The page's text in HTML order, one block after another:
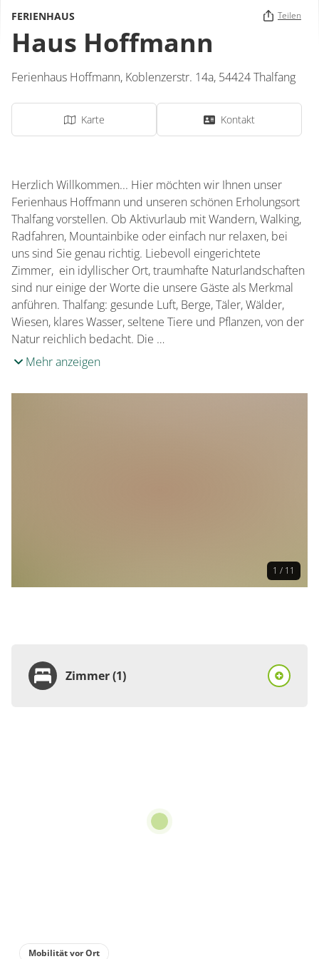
FERIENHAUS Teilen
Haus Hoffmann
Ferienhaus Hoffmann, Koblenzerstr. 14a, 54424Thalfang
Karte Kontakt
Herzlich Willkommen... Hier möchten wir Ihnen unser
Ferienhaus Hoffmann und unseren schönen Erholungsort
Thalfang vorstellen. Ob Aktivurlaub mit Wandern, Walking,
Radfahren, Mountainbike oder einfach nur relaxen, bei
uns sind Sie genau richtig. Liebevoll eingerichtete
Zimmer, ein idyllischer Ort, traumhafte Naturlandschaften
sind nur einige der Worte die unsere Gäste als Merkmal
anführen. Thalfang: gesunde Luft, Berge, Täler, Wälder,
Wiesen, klares Wasser, seltene Tiere und Pflanzen, von der
Natur reichlich bedacht. Die …
Mehr anzeigen
1 / 11
Zimmer (1)
4 Zimmer
Mobilität vor Ort